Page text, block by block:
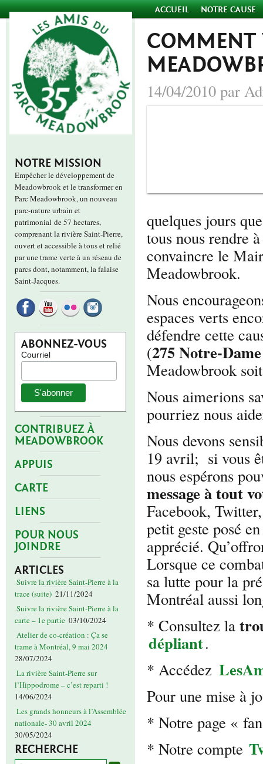
ACCUEIL NOTRE CAUSE
NOTRE MISSION
Empêcher le développement de
Meadowbrook et le transformer en
Parc Meadowbrook, un nouveau
parc-nature urbain et
patrimonial de 57 hectares,
comprenant la rivière Saint-Pierre,
ouvert et accessible à tous et relié
par une trame verte à un réseau de
parcs dont, notamment, la falaise
Saint-Jacques.
ABONNEZ-VOUS
Courriel
CONTRIBUEZ À
MEADOWBROOK
APPUIS
CARTE
LIENS
POUR NOUS
JOINDRE
ARTICLES
Suivre la rivière Saint-Pierre à la
trace (suite) 21/11/2024
Suivre la rivière Saint-Pierre à la
carte – 1e partie 03/10/2024
Atelier de co-création : Ça se
trame à Montréal, 9 mai 2024
28/07/2024
La rivière Saint-Pierre sur
l’Hippodrome – c’est reparti !
14/06/2024
Les grands honneurs à l’Assemblée
nationale- 30 avril 2024
30/05/2024
RECHERCHE
COMMENT
14/04/2010 par
quelques jours
tous nous rendre
convaincre le
Meadowbrook.
Nous
espaces verts
défendre cette
(275 Notre-
Meadowbrook
Nous aimerions
pourriez nous
Nous devons
19 avril; si vous
nous espérons
message à tout
Facebook,
petit geste posé
apprécié.
Lorsque ce
sa lutte pour la
Montréal aussi
* Consultez la
dépliant.
* Accédez
Pour une mise à
* Notre page «
* Notre compte